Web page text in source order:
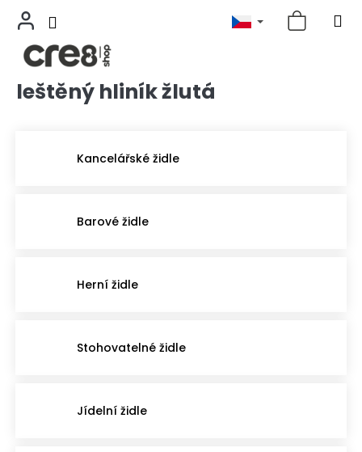
Přejítleštěný hliník žlutá
Kancelářské židle
Barové židle
Herní židle
Stohovatelné židle
Jídelní židle